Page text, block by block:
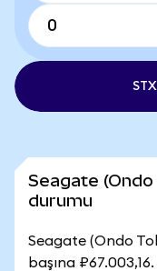
Seagate
durumu
Seagate (Ondo
başına